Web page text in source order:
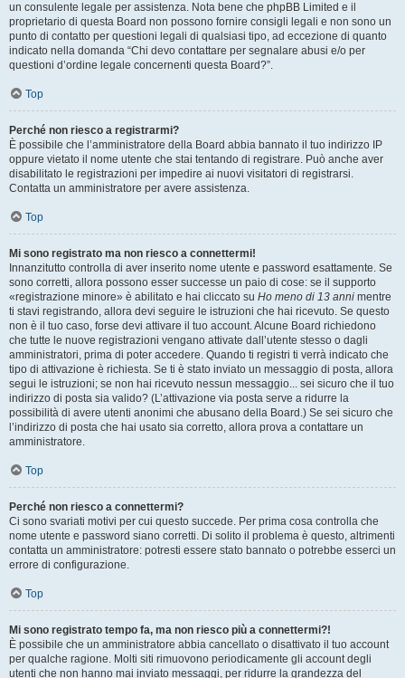
un consulente legale per assistenza. Nota bene che phpBB Limited e il
proprietario di questa Board non possono fornire consigli legali e non sono un
punto di contatto per questioni legali di qualsiasi tipo, ad eccezione di quanto
indicato nella domanda “Chi devo contattare per segnalare abusi e/o per
questioni d’ordine legale concernenti questa Board?”.
Top
Perché non riesco a registrarmi?
È possibile che l’amministratore della Board abbia bannato il tuo indirizzo IP
oppure vietato il nome utente che stai tentando di registrare. Può anche aver
disabilitato le registrazioni per impedire ai nuovi visitatori di registrarsi.
Contatta un amministratore per avere assistenza.
Top
Mi sono registrato ma non riesco a connettermi!
Innanzitutto controlla di aver inserito nome utente e password esattamente. Se
sono corretti, allora possono esser successe un paio di cose: se il supporto
«registrazione minore» è abilitato e hai cliccato su Ho meno di 13 anni mentre
ti stavi registrando, allora devi seguire le istruzioni che hai ricevuto. Se questo
non è il tuo caso, forse devi attivare il tuo account. Alcune Board richiedono
che tutte le nuove registrazioni vengano attivate dall’utente stesso o dagli
amministratori, prima di poter accedere. Quando ti registri ti verrà indicato che
tipo di attivazione è richiesta. Se ti è stato inviato un messaggio di posta, allora
segui le istruzioni; se non hai ricevuto nessun messaggio... sei sicuro che il tuo
indirizzo di posta sia valido? (L’attivazione via posta serve a ridurre la
possibilità di avere utenti anonimi che abusano della Board.) Se sei sicuro che
l’indirizzo di posta che hai usato sia corretto, allora prova a contattare un
amministratore.
Top
Perché non riesco a connettermi?
Ci sono svariati motivi per cui questo succede. Per prima cosa controlla che
nome utente e password siano corretti. Di solito il problema è questo, altrimenti
contatta un amministratore: potresti essere stato bannato o potrebbe esserci un
errore di configurazione.
Top
Mi sono registrato tempo fa, ma non riesco più a connettermi?!
È possibile che un amministratore abbia cancellato o disattivato il tuo account
per qualche ragione. Molti siti rimuovono periodicamente gli account degli
utenti che non hanno mai inviato messaggi, per ridurre la grandezza del